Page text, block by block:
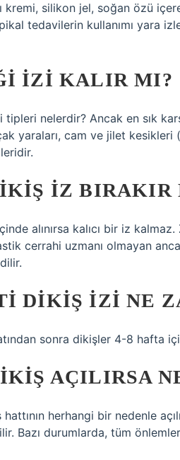
kremi, silikon jel, soğan özü
tedavilerin kullanımı yara
IZI KALIR MI?
tipleri nelerdir? Ancak en sık
yaraları, cam ve jilet
IZ BIRAKIR
alınırsa kalıcı bir iz
cerrahi uzmanı olmayan
DIKIŞ IZI NE
sonra dikişler 4-8 hafta
AÇILIRSA
herhangi bir nedenle
Bazı durumlarda, tüm